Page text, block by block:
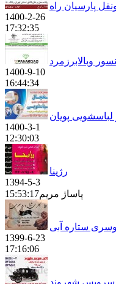
پارسیان راه
1400-2-26
17:32:35
وبالابرزمرد
1400-9-10
16:44:34
لباسشویی پویان
1400-3-1
12:30:03
رژینا
1394-5-3
15:53:17پاساژ مریم
ستاره آبی
1399-6-23
17:16:06
شهروند